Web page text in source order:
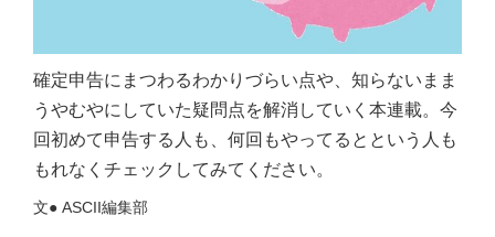
確定申告にまつわるわかりづらい点や、知らないまま
うやむやにしていた疑問点を解消していく本連載。今
回初めて申告する人も、何回もやってるとという人も
もれなくチェックしてみてください。
文● ASCII編集部